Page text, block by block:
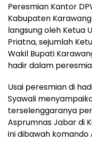
Peresmian Kantor
Kabupaten
langsung oleh Ketua
Priatna, sejumlah
Wakil Bupati
hadir dalam
Usai peresmian di
Syawali
terselenggaranya
Asprumnas Jabar di
ini dibawah komando